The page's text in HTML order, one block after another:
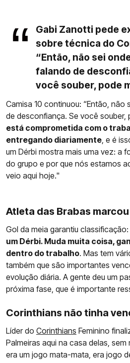
Gabi Zanotti pede
sobre técnica do
“Então, não sei
falando de
você souber, pode
Camisa 10 continuou: “Então,
de desconfiança. Se você souber,
está comprometida com o
entregando diariamente, e é
um Dérbi mostra mais uma vez: a
do grupo e por que nós estamos
veio aqui hoje."
Atleta das Brabas
Gol da meia garantiu
um Dérbi. Muda muita coisa,
dentro do trabalho. Mas tem
também que são importantes
evolução diária. A gente deu um
próxima fase, que é importante
Corinthians não tinha
Líder do Corinthians Feminino
Palmeiras aqui na casa delas,
era um jogo mata-mata, era jogo